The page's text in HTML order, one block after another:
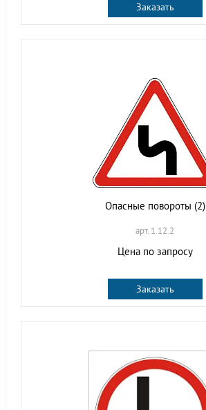
Заказать
Опасные повороты (2)
арт. 1.12.2
Цена по запросу
Заказать